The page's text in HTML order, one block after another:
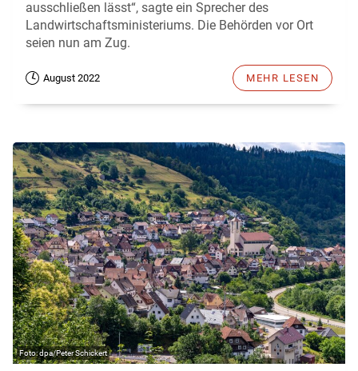
ausschließen lässt“, sagte ein Sprecher des
Landwirtschaftsministeriums. Die Behörden vor Ort
seien nun am Zug.
August 2022 MEHR LESEN
dpa/Peter Schickert